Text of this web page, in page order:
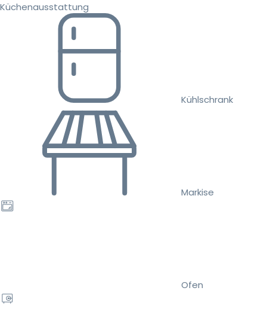
Küchenausstattung
Kühlschrank
Markise
Ofen